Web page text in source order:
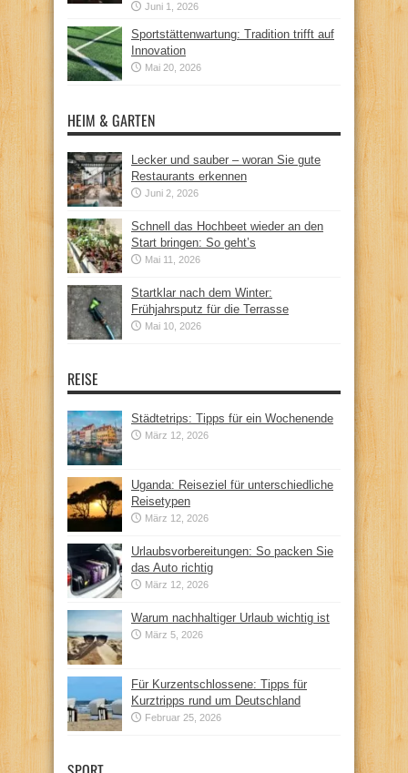
Juni 1, 2026
Sportstättenwartung: Tradition trifft auf
Innovation
Mai 20, 2026
HEIM & GARTEN
Lecker und sauber – woran Sie gute
Restaurants erkennen
Juni 2, 2026
Schnell das Hochbeet wieder an den
Start bringen: So geht’s
Mai 11, 2026
Startklar nach dem Winter:
Frühjahrsputz für die Terrasse
Mai 10, 2026
REISE
Städtetrips: Tipps für ein Wochenende
März 12, 2026
Uganda: Reiseziel für unterschiedliche
Reisetypen
März 12, 2026
Urlaubsvorbereitungen: So packen Sie
das Auto richtig
März 12, 2026
Warum nachhaltiger Urlaub wichtig ist
März 5, 2026
Für Kurzentschlossene: Tipps für
Kurztripps rund um Deutschland
Februar 25, 2026